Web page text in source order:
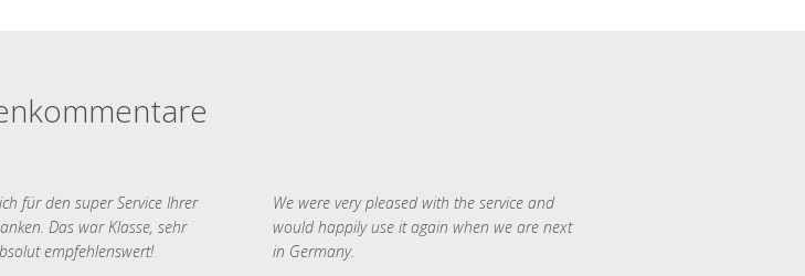
für den super Service Ihrer
Das war Klasse, sehr
empfehlenswert!
We were very pleased with the service and
would happily use it again when we are next
in Germany.